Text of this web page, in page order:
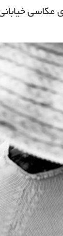
سیلوئت (ضد
خیابانی، برای
عکاسی خیابانی
ادامه
از